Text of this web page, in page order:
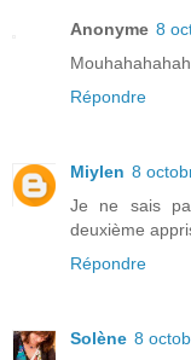
Anonyme 8
Répondre
Miylen 8
Je ne sais
deuxième
Répondre
Solène 8